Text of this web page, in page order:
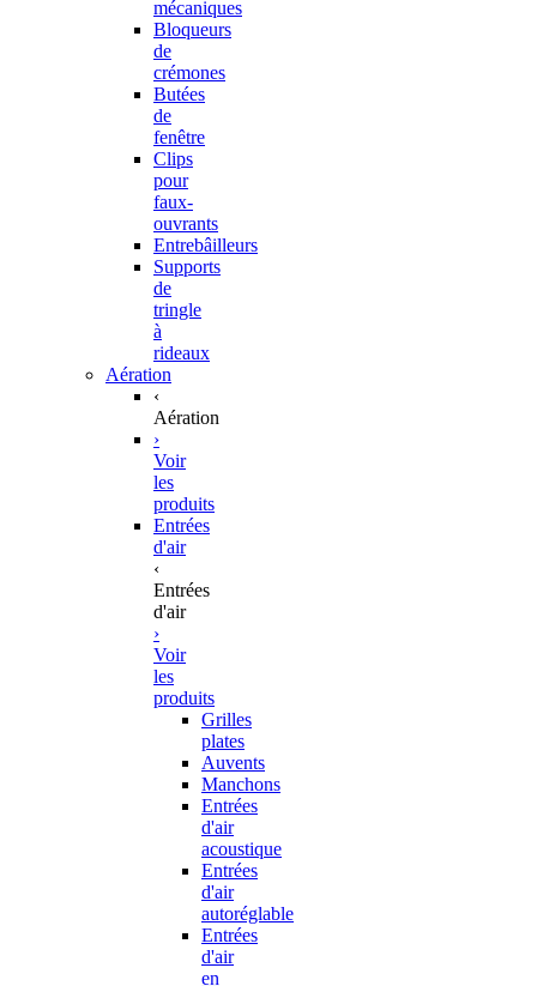
mécaniques
Bloqueurs
de
crémones
Butées
de
fenêtre
Clips
pour
faux-
ouvrants
Entrebâilleurs
Supports
de
tringle
à
rideaux
Aération
‹
Aération
›
Voir
les
produits
Entrées
d'air
‹
Entrées
d'air
›
Voir
les
produits
Grilles
plates
Auvents
Manchons
Entrées
d'air
acoustique
Entrées
d'air
autoréglable
Entrées
d'air
en